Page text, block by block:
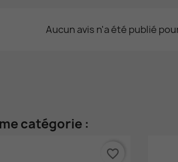
Aucun avis n'a été publié
catégorie :
favorite_border